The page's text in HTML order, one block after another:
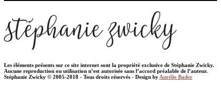
Les éléments présents sur ce site internet sont la propriété exclusive de Stéphanie Zwicky.
Aucune reproduction ou utilisation n’est autorisée sans l’accord préalable de l’auteur.
Stéphanie Zwicky © 2005-2018 - Tous droits réservés - Design by Aurélie Bader